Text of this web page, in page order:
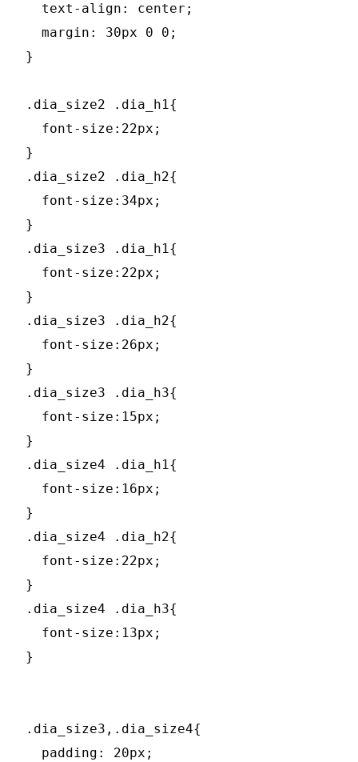
  text-align: center;
  margin: 30px 0 0;
}
.dia_size2 .dia_h1{
  font-size:22px;
}
.dia_size2 .dia_h2{
  font-size:34px;
}
.dia_size3 .dia_h1{
  font-size:22px;
}
.dia_size3 .dia_h2{
  font-size:26px;
}
.dia_size3 .dia_h3{
  font-size:15px;
}
.dia_size4 .dia_h1{
  font-size:16px;
}
.dia_size4 .dia_h2{
  font-size:22px;
}
.dia_size4 .dia_h3{
  font-size:13px;
}
.dia_size3,.dia_size4{
  padding: 20px;